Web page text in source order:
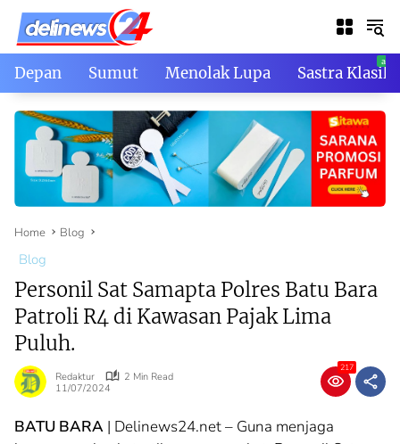
Skip
content
Depan Sumut Menolak Lupa Sastra Klasik
Home Blog
Blog
Personil Sat Samapta Polres Batu Bara
Patroli R4 di Kawasan Pajak Lima
Puluh.
Redaktur
2 Min Read
11/07/2024
217
BATU BARA | Delinews24.net – Guna menjaga